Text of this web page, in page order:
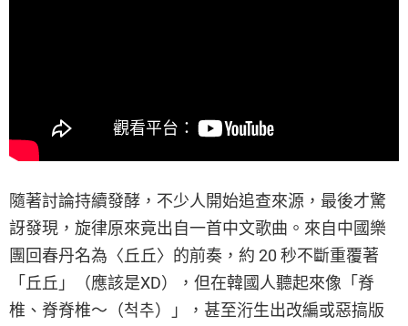
隨著討論持續發酵，不少人開始追查來源，最後才驚
訝發現，旋律原來竟出自一首中文歌曲。來自中國樂
團回春丹名為〈丘丘〉的前奏，約 20 秒不斷重覆著
「丘丘」（應該是XD），但在韓國人聽起來像「脊
椎、脊脊椎～（척추）」，甚至洐生出改編或惡搞版